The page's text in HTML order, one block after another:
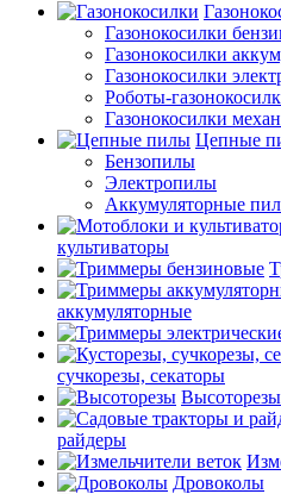
Газонокосилки
Газонокосилки
Газонокосилки
Роботы-
Газонокосилки
Цепные
Бензопилы
Электропилы
Аккумуляторные
культиваторы
аккумуляторные
сучкорезы, секаторы
Высоторезы
райдеры
Дровоколы